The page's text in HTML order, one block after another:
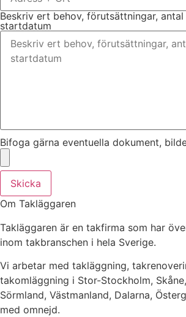
Beskriv ert behov, förutsättningar,
startdatum
Bifoga gärna eventuella dokument,
Skicka
Om Takläggaren
Takläggaren är en takfirma som har
inom takbranschen i hela Sverige.
Vi arbetar med takläggning,
takomläggning i Stor-Stockholm,
Sörmland, Västmanland, Dalarna,
med omnejd.